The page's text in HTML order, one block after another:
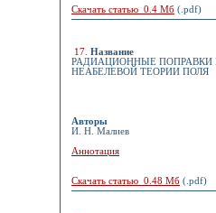
Скачать статью 0.4 Мб (.pdf)
17 Название
РАДИАЦИОННЫЕ ПОПРАВКИ
НЕАБЕЛЕВОЙ ТЕОРИИ ПОЛЯ
Авторы
И. Н. Малиев
Аннотация
Скачать статью 0.48 Мб (.pdf)